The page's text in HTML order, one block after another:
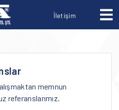
İletişim
memnun
referanslarımız.